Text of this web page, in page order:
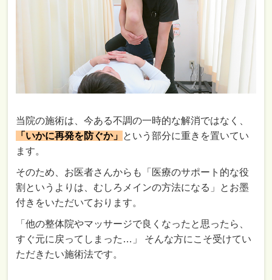
当院の施術は、今ある不調の一時的な解消ではなく、
「いかに再発を防ぐか」 という部分に重きを置いてい
ます。
そのため、お医者さんからも「医療のサポート的な役
割というよりは、むしろメインの方法になる」とお墨
付きをいただいております。
「他の整体院やマッサージで良くなったと思ったら、
すぐ元に戻ってしまった…」 そんな方にこそ受けてい
ただきたい施術法です。